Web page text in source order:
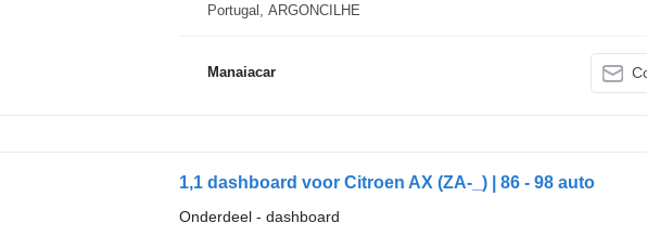
Portugal, ARGONCILHE
Manaiacar
1,1 dashboard voor Citroen AX (ZA-_) | 86 - 98 auto
Onderdeel - dashboard